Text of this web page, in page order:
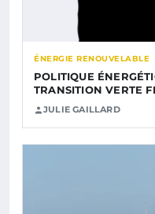
ÉNERGIE RENOUVELABLE
POLITIQUE
TRANSITION VERTE
JULIE GAILLARD